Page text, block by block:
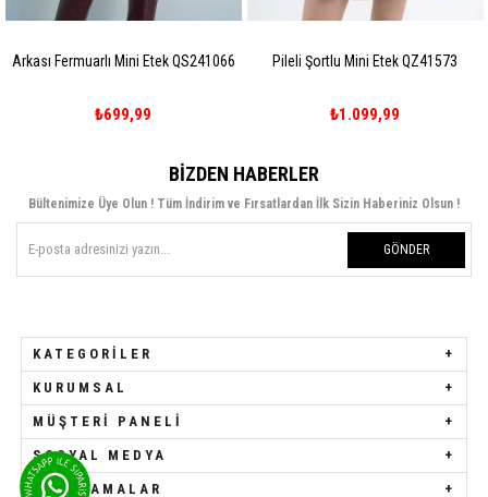
Arkası Fermuarlı Mini Etek QS241066
₺699,99
Pileli Şortlu Mini Etek QZ41573
₺1.099,99
BIZDEN HABERLER
Bültenimize Üye Olun ! Tüm İndirim ve Fırsatlardan İlk Sizin Haberiniz Olsun !
GÖNDER
KATEGORILER
KURUMSAL
MÜŞTERI PANELI
SOSYAL MEDYA
UYGULAMALAR